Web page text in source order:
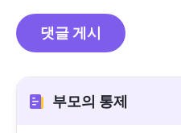
부모의 통제